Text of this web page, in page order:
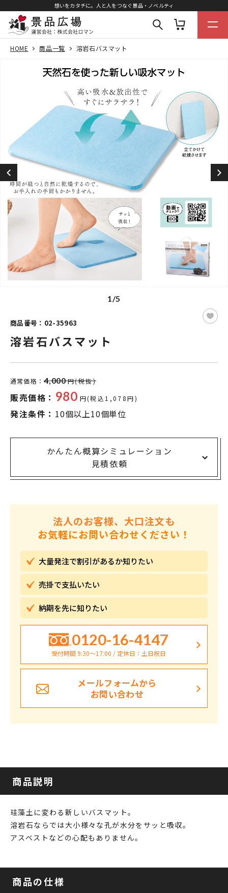
想いをカタチに。人と人をつなぐ景品・ノベルティ
HOME 商品一覧 溶岩石バスマット
1/5
商品番号：02-35963
溶岩石バスマット
通常価格： 4,000円(税抜)
販売価格： 980 円(税込1,078円)
発注条件： 10個以上10個単位
かんたん概算シミュレーション
見積依頼
法人のお客様、大口注文も
お気軽にお問い合わせください！
大量発注で割引があるか知りたい
売掛で支払いたい
納期を先に知りたい
0120-16-4147
受付時間 9:30〜17:00 / 定休日：土日祝日
メールフォームから
お問い合わせ
商品説明
珪藻土に変わる新しいバスマット。
溶岩石ならでは大小様々な孔が水分をサッと吸収。
アスベストなどの心配もありません。
商品の仕様